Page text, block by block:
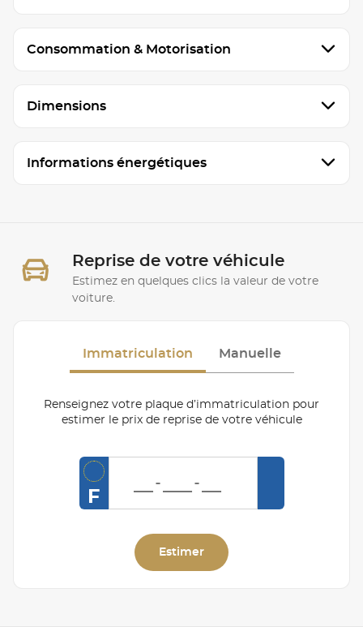
Consommation & Motorisation
Dimensions
Informations énergétiques
Reprise de votre véhicule
Estimez en quelques clics la valeur de votre
voiture.
Immatriculation Manuelle
Renseignez votre plaque d’immatriculation pour
estimer le prix de reprise de votre véhicule
F
Estimer